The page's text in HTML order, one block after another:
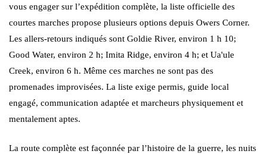
vous engager sur l’expédition complète, la liste officielle des
courtes marches propose plusieurs options depuis Owers Corner.
Les allers-retours indiqués sont Goldie River, environ 1 h 10;
Good Water, environ 2 h; Imita Ridge, environ 4 h; et Ua'ule
Creek, environ 6 h. Même ces marches ne sont pas des
promenades improvisées. La liste exige permis, guide local
engagé, communication adaptée et marcheurs physiquement et
mentalement aptes.
La route complète est façonnée par l’histoire de la guerre, les nuits